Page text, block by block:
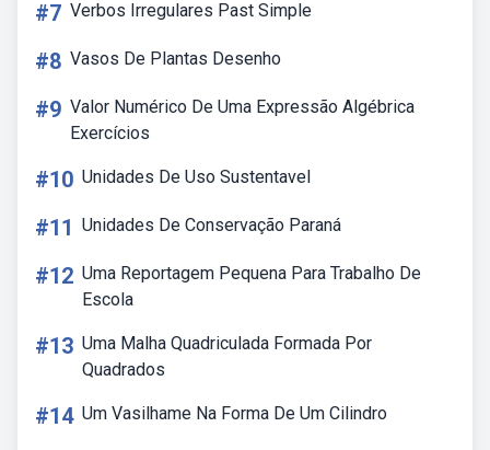
#7 Verbos Irregulares Past Simple
#8 Vasos De Plantas Desenho
#9 Valor Numérico De Uma Expressão Algébrica
Exercícios
#10 Unidades De Uso Sustentavel
#11 Unidades De Conservação Paraná
#12 Uma Reportagem Pequena Para Trabalho De
Escola
#13 Uma Malha Quadriculada Formada Por
Quadrados
#14 Um Vasilhame Na Forma De Um Cilindro